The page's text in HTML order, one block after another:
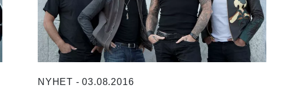
NYHET - 03.08.2016